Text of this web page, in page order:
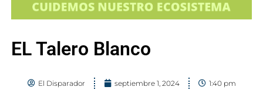
EL Talero Blanco
El Disparador septiembre 1, 2024 1:40 pm